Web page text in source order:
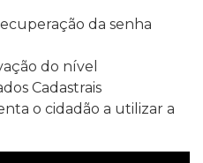
da senha
do nível
Cadastrais
o cidadão a utilizar a